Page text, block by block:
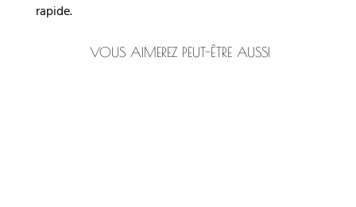
rapide.
VOUS AIMEREZ PEUT-ÊTRE AUSSI